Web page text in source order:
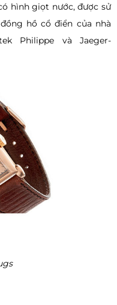
hình giọt nước, được sử
hồ cổ điển của nhà
Philippe và Jaeger-